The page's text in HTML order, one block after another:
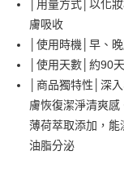
大哥付你分期
相關說明
【大哥付你分期使用說
1.本服務由台灣大哥大
2.付款方式選擇「大哥
流程，驗證手機門號
成交易。
3.實際核准額度、可分
AFTEE先享後付
相關說明
【關於「AFTEE先享後
AFTEE先享後付是「
便利好安心！
ATM付款
│用量方式│以化
膚吸收
│使用時機│早、
│使用天數│約90
│商品獨特性│深
膚恢復潔淨清爽
薄荷萃取添加，能
油脂分泌